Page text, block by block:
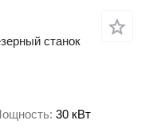
станок
30 кВт